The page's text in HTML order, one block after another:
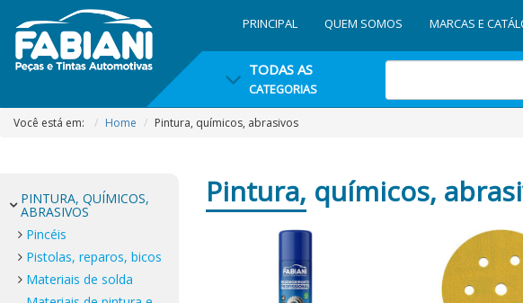
PRINCIPAL QUEM SOMOS MARCAS E
TODAS AS
CATEGORIAS
Você está em: Home Pintura, químicos, abrasivos
PINTURA, QUÍMICOS,
ABRASIVOS
Pincéis
Pistolas, reparos, bicos
Materiais de solda
Pintura, químicos,